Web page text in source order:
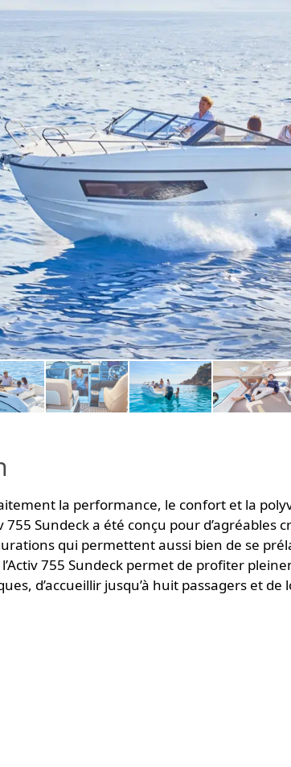
la performance, le confort et la
755 Sundeck a été conçu pour d’agréables
qui permettent aussi bien de se
755 Sundeck permet de profiter
d’accueillir jusqu’à huit passagers et